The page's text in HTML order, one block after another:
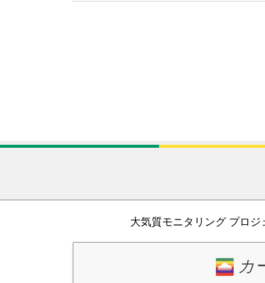
大気質モニタリング プロ
カ